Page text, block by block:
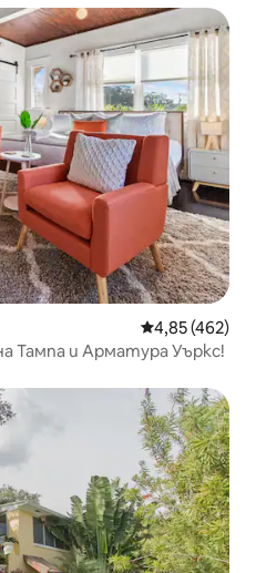
Средна
4,85 (462)
Тампа и Арматура Уъркс!